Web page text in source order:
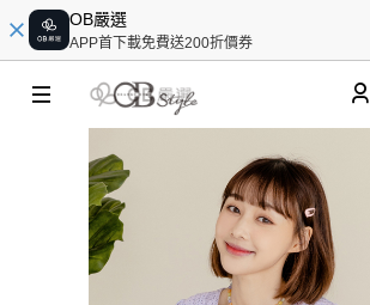
OB嚴選
APP首下載免費送200折價券